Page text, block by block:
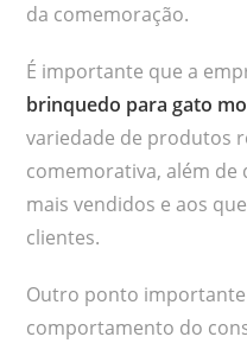
da comemoração.
É importante que a
brinquedo para gato
variedade de produtos
comemorativa, além
mais vendidos e aos
clientes.
Outro ponto
comportamento do